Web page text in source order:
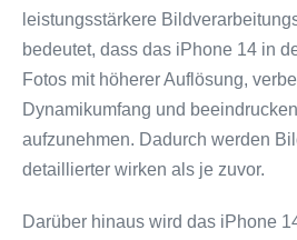
leistungsstärkere
bedeutet, dass das iPhone 14 in
Fotos mit höherer Auflösung,
Dynamikumfang und
aufzunehmen. Dadurch werden
detaillierter wirken als je zuvor.
Darüber hinaus wird das iPhone